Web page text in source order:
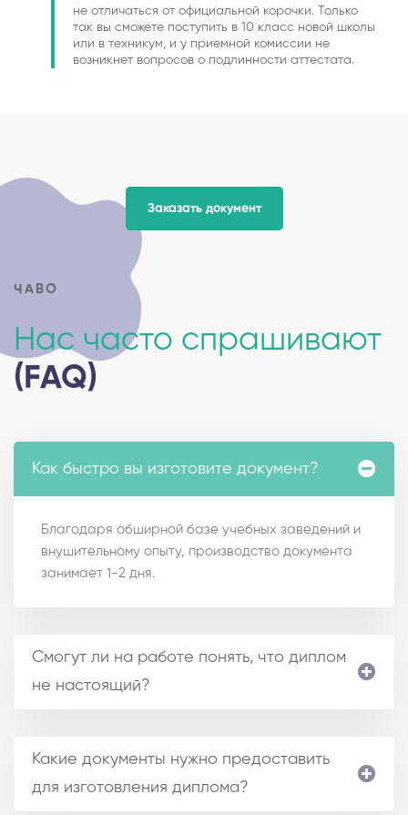
не отличаться от официальной корочки. Только
так вы сможете поступить в 10 класс новой школы
или в техникум, и у приемной комиссии не
возникнет вопросов о подлинности аттестата.
Заказать документ
ЧАВО
Нас часто спрашивают
(FAQ)
Как быстро вы изготовите документ?
Благодаря обширной базе учебных заведений и
внушительному опыту, производство документа
занимает 1-2 дня.
Смогут ли на работе понять, что диплом
не настоящий?
Какие документы нужно предоставить
для изготовления диплома?